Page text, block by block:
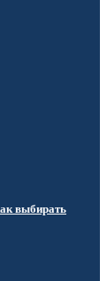
выбирать